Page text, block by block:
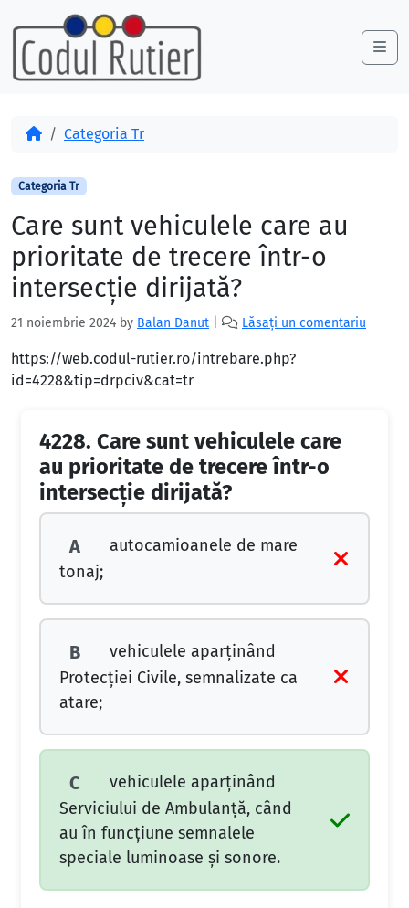
Skip to content
Skip to footer
AcasăCategoria Tr
Categoria Tr
Care sunt vehiculele care au
prioritate de trecere într-o
intersecție dirijată?
21 noiembrie 2024 by Balan Danut Lăsați un comentariu
https://web.codul-rutier.ro/intrebare.php?
id=4228&tip=drpciv&cat=tr
4228. Care sunt vehiculele care
au prioritate de trecere într-o
intersecție dirijată?
A
autocamioanele de mare
tonaj;
B
vehiculele aparținând
Protecției Civile, semnalizate ca
atare;
C
vehiculele aparținând
Serviciului de Ambulanță, când
au în funcțiune semnalele
speciale luminoase și sonore.